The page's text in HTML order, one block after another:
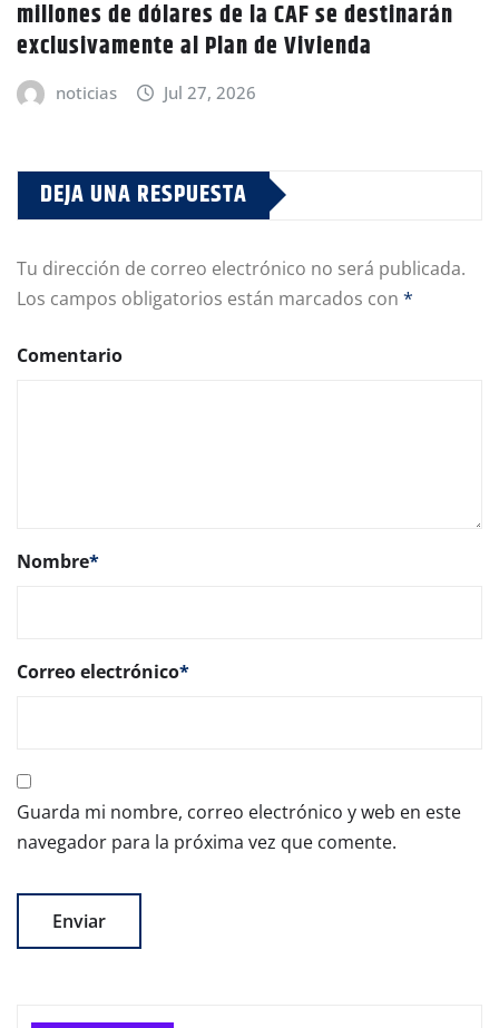
millones de dólares de la CAF se destinarán
exclusivamente al Plan de Vivienda
noticias Jul 27, 2026
DEJA UNA RESPUESTA
Tu dirección de correo electrónico no será publicada.
Los campos obligatorios están marcados con *
Comentario
Nombre*
Correo electrónico*
Guarda mi nombre, correo electrónico y web en este
navegador para la próxima vez que comente.